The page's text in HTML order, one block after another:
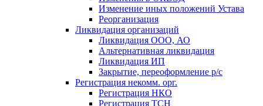
Изменение иных положений Устава
Реорганизация
Ликвидация организаций
Ликвидация ООО, АО
Альтернативная ликвидация
Ликвидация ИП
Закрытие, переоформление р/с
Регистрация некомм. орг.
Регистрация НКО
Регистрация ТСН